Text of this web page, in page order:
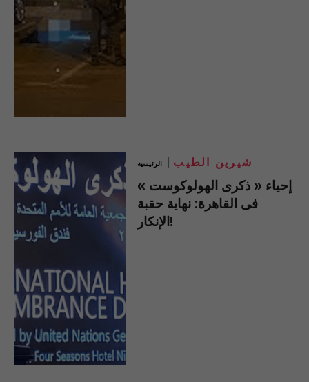
الرئيسية شيرين الطيب
إحياء « ذكرى الهولوكوست »
فى القاهرة: نهاية حقبة
الإنكار!